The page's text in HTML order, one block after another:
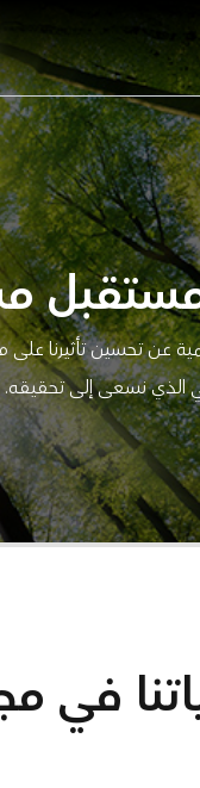
عن تحسين تأثيرنا
الذي نسعى إلى تحقيقه.
في